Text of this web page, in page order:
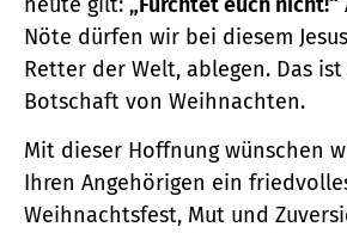
Nöte dürfen wir bei diesem
Retter der Welt, ablegen. Das
Botschaft von Weihnachten.
Mit dieser Hoffnung wünschen
Ihren Angehörigen ein
Weihnachtsfest, Mut und